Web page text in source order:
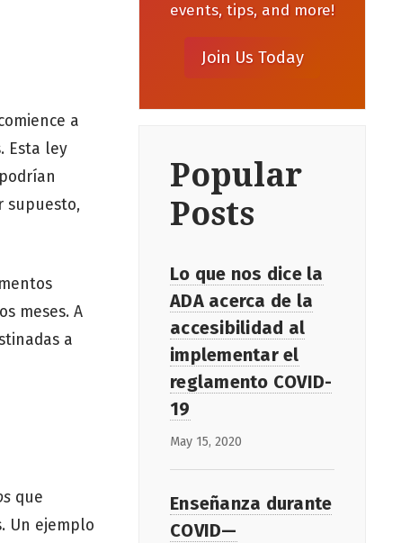
a
Esta ley
supuesto,
meses. A
a
que
Un ejemplo
events, tips, and more!
Popular
Posts
Lo que nos dice la
ADA acerca de la
accesibilidad al
implementar el
reglamento COVID-
19
May 15, 2020
Enseñanza durante
COVID—